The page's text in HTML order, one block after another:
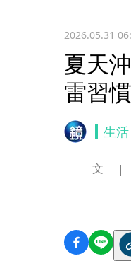
2026.05.31
夏天
雷習
生活
文